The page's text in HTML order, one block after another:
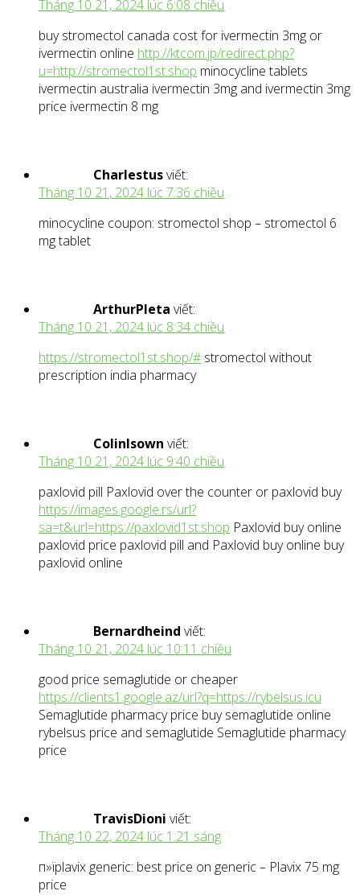
Tháng 10 21, 2024 lúc 6:08 chiều
buy stromectol canada cost for ivermectin 3mg or
ivermectin online http://ktcom.jp/redirect.php?
u=http://stromectol1st.shop minocycline tablets
ivermectin australia ivermectin 3mg and ivermectin 3mg
price ivermectin 8 mg
Charlestusviết:
Tháng 10 21, 2024 lúc 7:36 chiều
minocycline coupon: stromectol shop – stromectol 6
mg tablet
ArthurPleta viết:
Tháng 10 21, 2024 lúc 8:34 chiều
https://stromectol1st.shop/# stromectol without
prescription india pharmacy
ColinIsown viết:
Tháng 10 21, 2024 lúc 9:40 chiều
paxlovid pill Paxlovid over the counter or paxlovid buy
https://images.google.rs/url?
sa=t&url=https://paxlovid1st.shop Paxlovid buy online
paxlovid price paxlovid pill and Paxlovid buy online buy
paxlovid online
Bernardheind viết:
Tháng 10 21, 2024 lúc 10:11 chiều
good price semaglutide or cheaper
https://clients1.google.az/url?q=https://rybelsus.icu
Semaglutide pharmacy price buy semaglutide online
rybelsus price and semaglutide Semaglutide pharmacy
price
TravisDioni viết:
Tháng 10 22, 2024 lúc 1:21 sáng
п»їplavix generic: best price on generic – Plavix 75 mg
price